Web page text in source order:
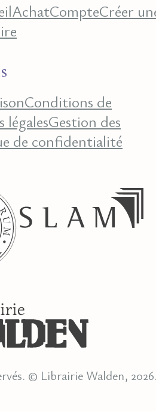
AchatCompteCréer
Conditions de
légalesGestion des
de confidentialité
© Librairie Walden,